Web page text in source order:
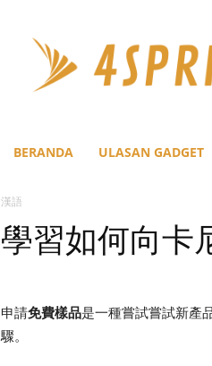
BERANDA ULASAN GADGET
漢語
學習如何向卡
申請免費樣品是一種嘗試嘗試新產
驟。